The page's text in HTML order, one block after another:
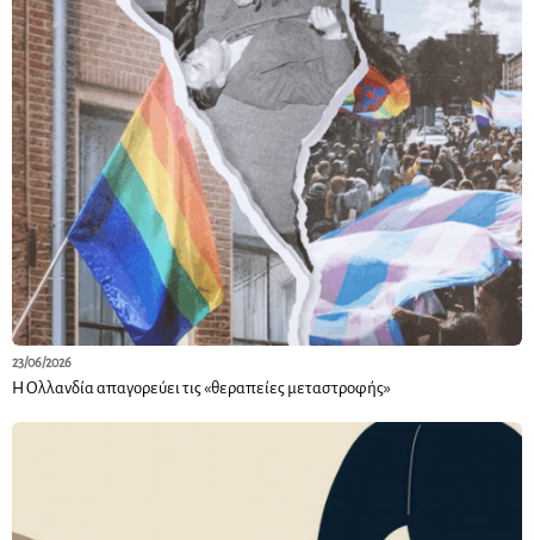
23/06/2026
Η Ολλανδία απαγορεύει τις «θεραπείες μεταστροφής»